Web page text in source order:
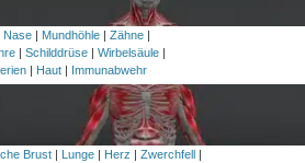
Nase Mundhöhle |Zähne
|Schilddrüse |Wirbelsäule
| Haut| Immunabwehr
Brust | Lunge | Herz |Zwerchfell |